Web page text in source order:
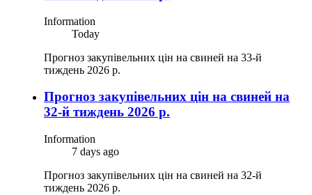
Information
Today
Прогноз закупівельних цін на свиней на 33-й
тиждень 2026 р.
Прогноз закупівельних цін на свиней на
32-й тиждень 2026 р.
Information
7 days ago
Прогноз закупівельних цін на свиней на 32-й
тиждень 2026 р.